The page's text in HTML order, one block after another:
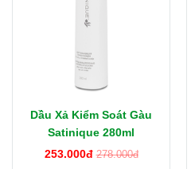
Dầu Xả Kiểm Soát Gàu
Satinique 280ml
253.000đ 278.000đ